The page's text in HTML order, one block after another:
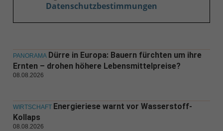
Datenschutzbestimmungen
PANORAMA Dürre in Europa: Bauern fürchten um ihre
Ernten – drohen höhere Lebensmittelpreise?
08.08.2026
WIRTSCHAFT Energieriese warnt vor Wasserstoff-
Kollaps
08.08.2026